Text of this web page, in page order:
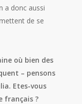
a donc aussi
de se
où bien des
– pensons
Etes-vous
français ?